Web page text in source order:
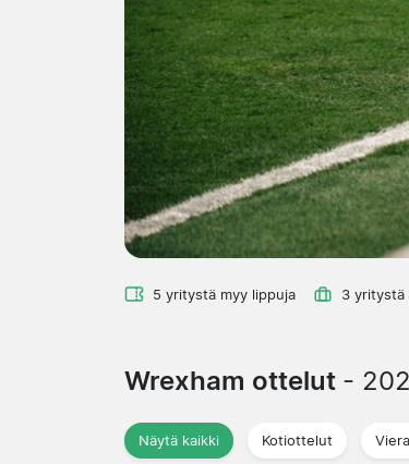
5 yritystä myy lippuja 3 yritystä
Wrexham ottelut -
Näytä kaikki Kotiottelut